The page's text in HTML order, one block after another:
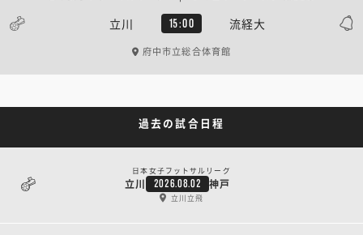
立川 15:00 流経大
府中市立総合体育館
過去の試合日程
日本女子フットサルリーグ
立川 2026.08.02 神戸
立川立飛